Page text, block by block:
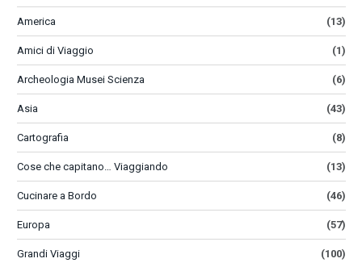
America (13)
Amici di Viaggio (1)
Archeologia Musei Scienza (6)
Asia (43)
Cartografia (8)
Cose che capitano… Viaggiando (13)
Cucinare a Bordo (46)
Europa (57)
Grandi Viaggi (100)